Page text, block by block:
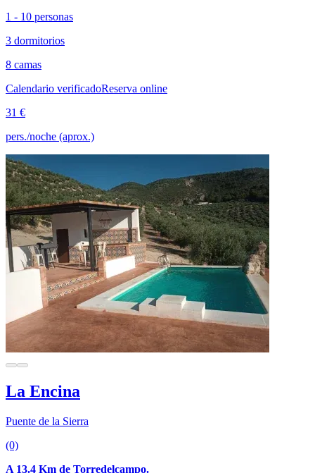
1 - 10 personas
3 dormitorios
8 camas
Calendario verificadoReserva online
31 €
pers./noche (aprox.)
La Encina
Puente de la Sierra
(0)
A 13.4 Km de Torredelcampo.